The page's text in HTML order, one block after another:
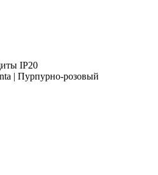
IP20
| Пурпурно-розовый